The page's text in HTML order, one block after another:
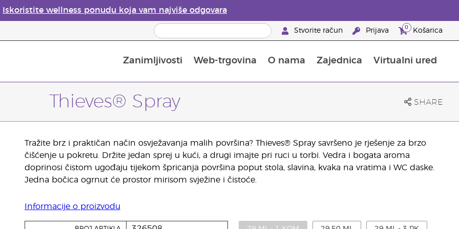
Iskoristite wellness ponudu koja vam najviše odgovara
Stvorite račun Prijava 0 Košarica
Zanimljivosti Web-trgovina O nama Zajednica Virtualni ured
Thieves® Spray SHARE
Tražite brz i praktičan način osvježavanja malih površina? Thieves® Spray savršeno je rješenje za brzo
čišćenje u pokretu. Držite jedan sprej u kući, a drugi imajte pri ruci u torbi. Vedra i bogata aroma
doprinosi čistom ugođaju tijekom špricanja površina poput stola, slavina, kvaka na vratima i WC daske.
Jedna bočica ogrnut će prostor mirisom svježine i čistoće.
Informacije o proizvodu